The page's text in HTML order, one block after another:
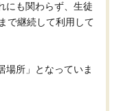
にも関わらず、生徒
で継続して利用して
場所」となっていま